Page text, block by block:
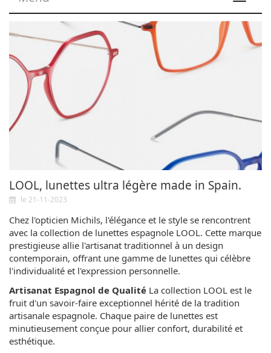
LOOL, lunettes ultra légère made in Spain.
le 21-11-2023
Chez l'opticien Michils, l'élégance et le style se rencontrent
avec la collection de lunettes espagnole LOOL. Cette marque
prestigieuse allie l'artisanat traditionnel à un design
contemporain, offrant une gamme de lunettes qui célèbre
l'individualité et l'expression personnelle.
Artisanat Espagnol de Qualité La collection LOOL est le
fruit d'un savoir-faire exceptionnel hérité de la tradition
artisanale espagnole. Chaque paire de lunettes est
minutieusement conçue pour allier confort, durabilité et
esthétique.